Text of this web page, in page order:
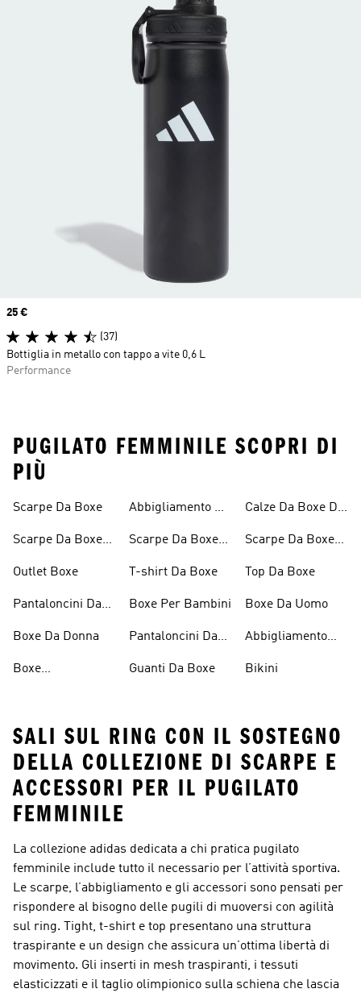
Price
25 €
(37)
Bottiglia in metallo con tappo a vite 0,6 L
Performance
PUGILATO FEMMINILE SCOPRI DI
PIÙ
Scarpe Da Boxe
Scarpe Da Boxe
Outlet Boxe
Pantaloncini Da
Boxe Da Donna
Boxe
Abbigliamento Da
Scarpe Da Boxe
T-shirt Da Boxe
Boxe Per Bambini
Pantaloncini Da
Guanti Da Boxe
Calze Da Boxe Da
Scarpe Da Boxe
Top Da Boxe
Boxe Da Uomo
Abbigliamento
Bikini
SALI SUL RING CON IL SOSTEGNO
DELLA COLLEZIONE DI SCARPE E
ACCESSORI PER IL PUGILATO
FEMMINILE
La collezione adidas dedicata a chi pratica pugilato
femminile include tutto il necessario per l’attività sportiva.
Le scarpe, l’abbigliamento e gli accessori sono pensati per
rispondere al bisogno delle pugili di muoversi con agilità
sul ring. Tight, t-shirt e top presentano una struttura
traspirante e un design che assicura un’ottima libertà di
movimento. Gli inserti in mesh traspiranti, i tessuti
elasticizzati e il taglio olimpionico sulla schiena che lascia